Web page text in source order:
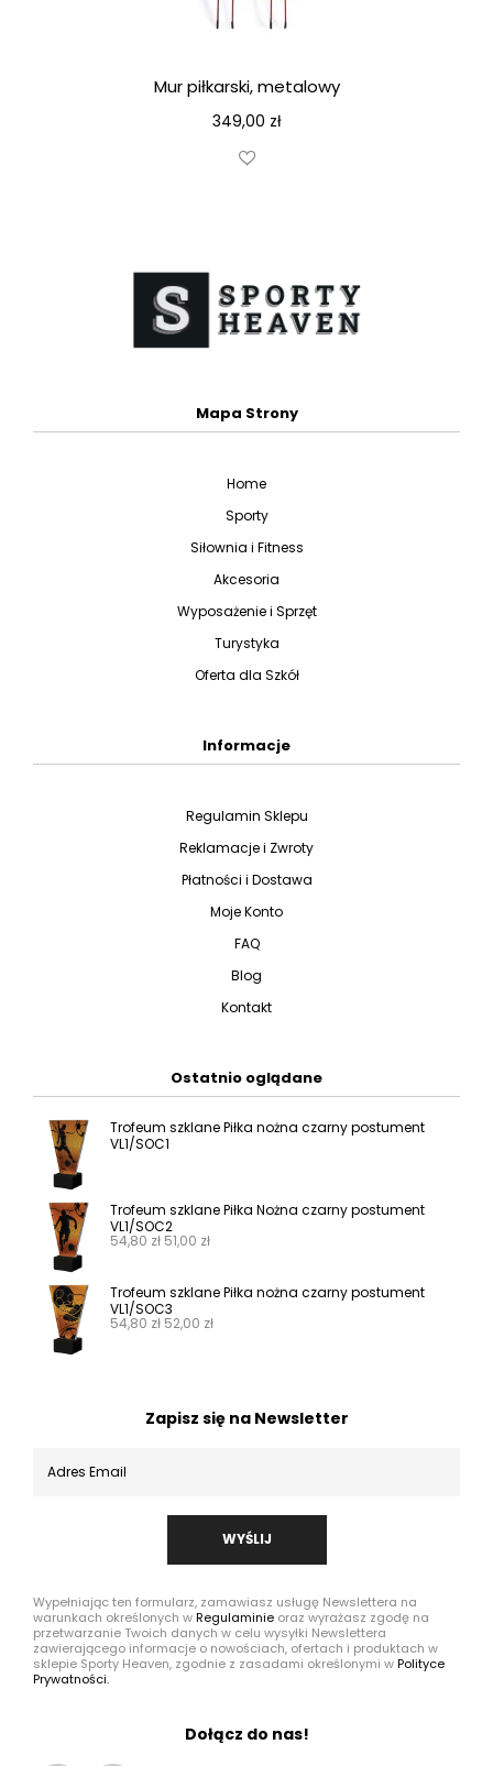
Mur piłkarski, metalowy
349,00 zł
Mapa Strony
Home
Sporty
Siłownia i Fitness
Akcesoria
Wyposażenie i Sprzęt
Turystyka
Oferta dla Szkół
Informacje
Regulamin Sklepu
Reklamacje i Zwroty
Płatności i Dostawa
Moje Konto
FAQ
Blog
Kontakt
Ostatnio oglądane
Trofeum szklane Piłka nożna czarny postument
VL1/SOC1
Trofeum szklane Piłka Nożna czarny postument
VL1/SOC2
54,80 zł 51,00 zł
Trofeum szklane Piłka nożna czarny postument
VL1/SOC3
54,80 zł 52,00 zł
Zapisz się na Newsletter
WYŚLIJ
Wypełniając ten formularz, zamawiasz usługę Newslettera na
warunkach określonych wRegulaminie oraz wyrażasz zgodę na
przetwarzanie Twoich danych w celu wysyłki Newslettera
zawierającego informacje o nowościach, ofertach i produktach w
sklepie Sporty Heaven, zgodnie z zasadami określonymi wPolityce
Prywatności.
Dołącz do nas!